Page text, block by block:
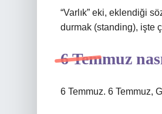
“Varlık” eki, eklendiği
durmak (standing), işte
6 Temmuz
6 Temmuz. 6 Temmuz,